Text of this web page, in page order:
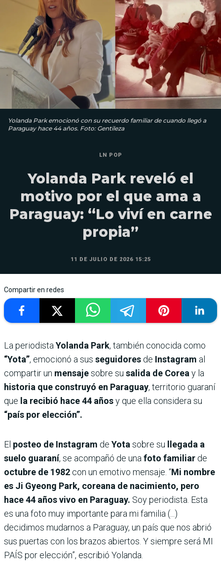
Yolanda Park emocionó con su recuerdo familiar de cuando llegó a
Paraguay hace 44 años. Foto: Gentileza
LN POP
Yolanda Park reveló el
motivo por el que ama a
Paraguay: “Lo viví en carne
propia”
11 DE JULIO DE 2026 15:25
Compartir en redes
La periodista Yolanda Park, también conocida como
“Yota”, emocionó a sus seguidores de Instagram al
compartir un mensajesobre su salida de Corea y la
historia que construyó en Paraguay, territorio guaraní
que la recibió hace 44 añosy que ella considera su
“país por elección”.
El posteo de Instagram de Yota sobre su
llegada a
suelo guaraní, se acompañó de una foto familiar de
octubre de 1982 con un emotivo mensaje. “Mi nombre
es Ji Gyeong Park, coreana de nacimiento, pero
hace 44 años vivo en Paraguay. Soy periodista. Esta
es una foto muy importante para mi familia (...)
decidimos mudarnos a Paraguay, un país que nos abrió
sus puertas con los brazos abiertos. Y siempre será MI
PAÍS por elección”, escribió Yolanda.